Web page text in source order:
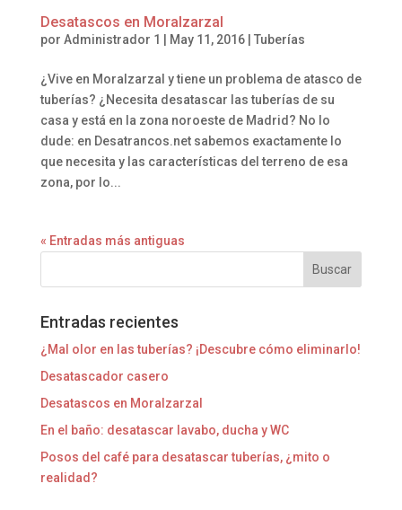
Desatascos en Moralzarzal
por Administrador 1 May 11, 2016| Tuberías
¿Vive en Moralzarzal y tiene un problema de atasco de
tuberías? ¿Necesita desatascar las tuberías de su
casa y está en la zona noroeste de Madrid? No lo
dude: en Desatrancos.net sabemos exactamente lo
que necesita y las características del terreno de esa
zona, por lo...
« Entradas más antiguas
Entradas recientes
¿Mal olor en las tuberías? ¡Descubre cómo eliminarlo!
Desatascador casero
Desatascos en Moralzarzal
En el baño: desatascar lavabo, ducha y WC
Posos del café para desatascar tuberías, ¿mito o
realidad?